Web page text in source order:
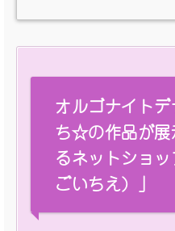
オルゴナイト
ち☆の作品が展
るネットショ
ごいちえ）」